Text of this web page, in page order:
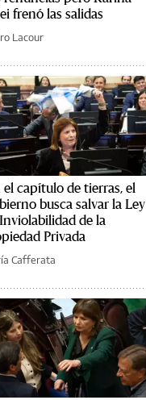
frenó las salidas
Lacour
el capítulo de tierras, el
busca salvar la Ley
de la
Privada
Cafferata